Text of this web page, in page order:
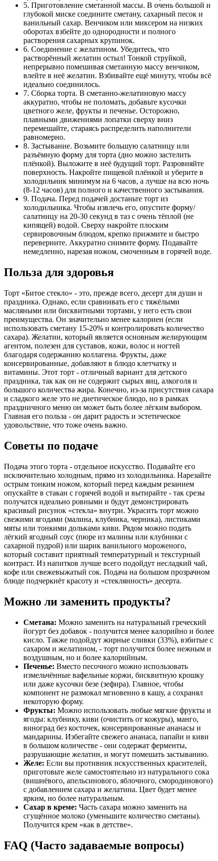
5. Приготовление сметанной массы. В очень большой и
глубокой миске соедините сметану, сахарный песок и
ванильный сахар. Венчиком или миксером на низких
оборотах взбейте до однородности и полного
растворения сахарных крупинок.
6. Соединение с желатином. Убедитесь, что
растворённый желатин остыл! Тонкой струйкой,
непрерывно помешивая сметанную массу венчиком,
влейте в неё желатин. Взбивайте ещё минуту, чтобы всё
идеально соединилось.
7. Сборка торта. В сметанно-желатиновую массу
аккуратно, чтобы не поломать, добавьте кусочки
цветного желе, фрукты и печенье. Осторожно,
плавными движениями лопатки сверху вниз
перемешайте, стараясь распределить наполнители
равномерно.
8. Застывание. Возьмите большую салатницу или
разъёмную форму для торта (дно можно застелить
плёнкой). Выложите в неё будущий торт. Разровняйте
поверхность. Накройте пищевой плёнкой и уберите в
холодильник минимум на 6 часов, а лучше на всю ночь
(8-12 часов) для полного и качественного застывания.
9. Подача. Перед подачей достаньте торт из
холодильника. Чтобы извлечь его, опустите форму/
салатницу на 20-30 секунд в таз с очень тёплой (не
кипящей) водой. Сверху накройте плоским
сервировочным блюдом, крепко прижмите и быстро
переверните. Аккуратно снимите форму. Подавайте
немедленно, нарезая ножом, смоченным в горячей воде.
Польза для здоровья
Торт «Битое стекло» - это, прежде всего, десерт для души и
праздника. Однако, если сравнивать его с тяжёлыми
масляными или бисквитными тортами, у него есть свои
преимущества. Он значительно менее калориен (если
использовать сметану 15-20% и контролировать количество
сахара). Желатин, который является основным желирующим
агентом, полезен для суставов, кожи, волос и ногтей
благодаря содержанию коллагена. Фрукты, даже
консервированные, добавляют в блюдо клетчатку и
витамины. Этот торт - отличный вариант для детского
праздника, так как он не содержит сырых яиц, алкоголя и
большого количества жира. Конечно, из-за присутствия сахара
и сладкого желе это не диетическое блюдо, но в рамках
праздничного меню он может быть более лёгким выбором.
Главная его польза - он дарит радость и эстетическое
удовольствие, что тоже очень важно.
Советы по подаче
Подача этого торта - отдельное искусство. Подавайте его
исключительно холодным, прямо из холодильника. Нарезайте
острым тонким ножом, который перед каждым резанием
опускайте в стакан с горячей водой и вытирайте - так срезы
получатся идеально ровными и будут демонстрировать
красивый рисунок «стекла» внутри. Украсить торт можно
свежими ягодами (малина, клубника, черника), листиками
мяты или тонкими дольками киви. Рядом можно подать
лёгкий ягодный соус (пюре из малины или клубники с
сахарной пудрой) или шарик ванильного мороженого,
который составит приятный температурный и текстурный
контраст. Из напитков лучше всего подойдут несладкий чай,
кофе или свежевыжатый сок. Подача на большом прозрачном
блюде подчеркнёт красоту и «стеклянность» десерта.
Можно ли заменить продукты?
Сметана: Можно заменить на натуральный греческий
йогурт без добавок - получится менее калорийно и более
кисло. Также подойдут жирные сливки (33%), взбитые с
сахаром и желатином, - торт получится более нежным и
воздушным, но и более калорийным.
Печенье: Вместо песочного можно использовать
измельчённые вафельные коржи, бисквитную крошку
или даже кусочки безе (зефира). Главное, чтобы
компонент не размокал мгновенно в кашу, а сохранял
некоторую форму.
Фрукты: Можно использовать любые мягкие фрукты и
ягоды: клубнику, киви (очистить от кожуры), манго,
виноград без косточек, консервированные ананасы и
мандарины. Избегайте свежего ананаса, папайи и киви
в большом количестве - они содержат ферменты,
разрушающие желатин, и могут помешать застыванию.
Желе: Если вы противник искусственных красителей,
приготовьте желе самостоятельно из натурального сока
(вишнёвого, апельсинового, яблочного, смородинового)
с добавлением сахара и желатина. Цвет будет менее
ярким, но более натуральным.
Сахар в креме: Часть сахара можно заменить на
сгущённое молоко (уменьшите количество сметаны).
Получится крем «как в детстве».
FAQ (Часто задаваемые вопросы)